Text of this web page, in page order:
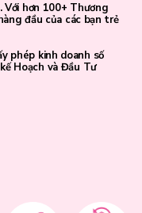
hơn 100+ Thương
đầu của các bạn trẻ
phép kinh doanh số
Hoạch và Đầu Tư